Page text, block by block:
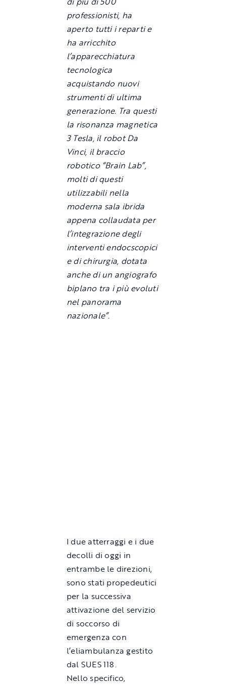
professionisti, ha
aperto tutti i reparti e
ha arricchito
l’apparecchiatura
tecnologica
acquistando nuovi
strumenti di ultima
generazione. Tra questi
la risonanza magnetica
3 Tesla, il robot Da
Vinci, il braccio
robotico “Brain Lab”,
molti di questi
utilizzabili nella
moderna sala ibrida
appena collaudata per
l’integrazione degli
interventi endocscopici
e di chirurgia, dotata
anche di un angiografo
biplano tra i più evoluti
nel panorama
nazionale”.
I due atterraggi e i due
decolli di oggi in
entrambe le direzioni,
sono stati propedeutici
per la successiva
attivazione del servizio
di soccorso di
emergenza con
l’eliambulanza gestito
dal SUES 118.
Nello specifico,